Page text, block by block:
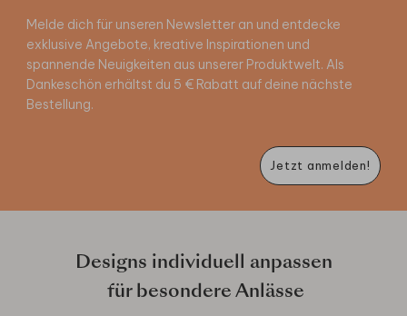
Melde dich für unseren Newsletter an und entdecke
exklusive Angebote, kreative Inspirationen und
spannende Neuigkeiten aus unserer Produktwelt. Als
Dankeschön erhältst du 5 € Rabatt auf deine nächste
Bestellung.
Jetzt anmelden!
Designs individuell anpassen
für besondere Anlässe